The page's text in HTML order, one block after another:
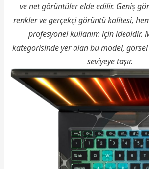
ve net görüntüler elde edilir. Geniş
renkler ve gerçekçi görüntü kalitesi,
profesyonel kullanım için idealdir.
kategorisinde yer alan bu model,
seviyeye taşır.